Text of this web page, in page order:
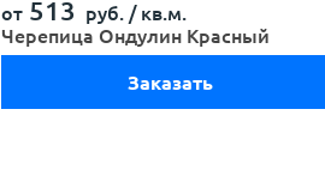
от 513 руб. / кв.м.
Черепица Ондулин Красный
Заказать